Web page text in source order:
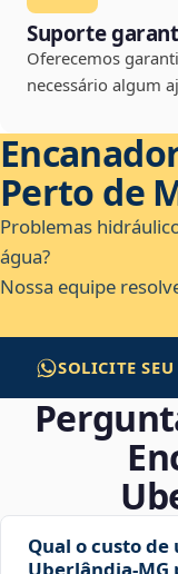
Suporte
Oferecemos
necessário algum
Perto de
Problemas
água?
Nossa equipe
SOLICITE
Qual o custo